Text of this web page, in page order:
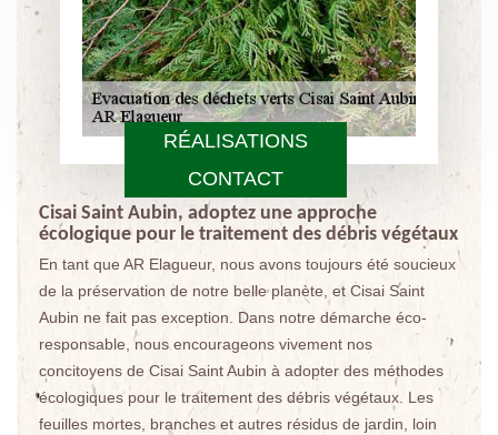
RÉALISATIONS
CONTACT
Cisai Saint Aubin, adoptez une approche
écologique pour le traitement des débris végétaux
En tant que AR Elagueur, nous avons toujours été soucieux
de la préservation de notre belle planète, et Cisai Saint
Aubin ne fait pas exception. Dans notre démarche éco-
responsable, nous encourageons vivement nos
concitoyens de Cisai Saint Aubin à adopter des méthodes
écologiques pour le traitement des débris végétaux. Les
feuilles mortes, branches et autres résidus de jardin, loin